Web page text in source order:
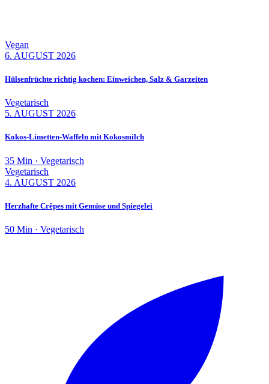
Vegan
6. AUGUST 2026
Hülsenfrüchte richtig kochen: Einweichen, Salz & Garzeiten
Vegetarisch
5. AUGUST 2026
Kokos-Limetten-Waffeln mit Kokosmilch
35 Min · Vegetarisch
Vegetarisch
4. AUGUST 2026
Herzhafte Crêpes mit Gemüse und Spiegelei
50 Min · Vegetarisch